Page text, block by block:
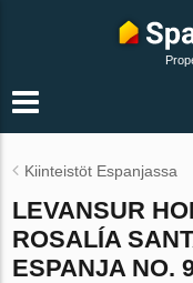
Kiinteistöt Espanjassa
LEVANSUR
ROSALÍA
ESPANJA NO.